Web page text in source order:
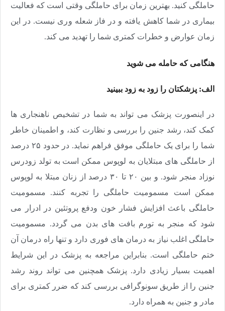
حاملگی کنید. بهترین زمان برای حاملگی وقتی است که فعالیت
بیماری در شما کاهش یافته و در فاز شعله وری نیست. در این
زمان عوارض و خطرات کمتری شما را تهدید می کند.
هنگامی که حامله می شوید
الف: پزشکتان را زود به زود ببینید
در اینصورت پزشک می تواند به شما در تشخیص ناهنجاری ها
کمک کند، رشد جنین را بررسی و نظارت کند، و اطمینان خاطر
شما را برای یک حاملگی موفق فراهم نماید. در حدود ۲۵ درصد
از حاملگی های مبتلایان به لوپوس ممکن است به تولد زودرس
نوزاد منجر شود. و بین ۲۰ تا ۳۰ درصد از زنان مبتلا به لوپوس
ممکن است مسمومیت حاملگی را تجربه کنند. مسمومیت
حاملگی باعث افزایش فشار خون ودفع پروتئین در ادرار می
شود که منجر به تورم بافت های بدن می گردد. مسمومیت
حاملگی اغلب نیاز به درمان های فوری دارد و تنها راه درمان آن
ختم حاملگی است. بنابراین مراجعه به پزشک در این شرایط
اهمیت بسیار زیادی دارد. پزشک همچنین می تواند روند رشد
جنین را از طریق سونوگرافی بررسی کند که ضرر کمتری برای
مادر و جنین به همراه دارد.